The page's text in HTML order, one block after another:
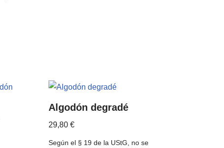
Algodón degradé
29,80€
Según el § 19 de la UStG, no se